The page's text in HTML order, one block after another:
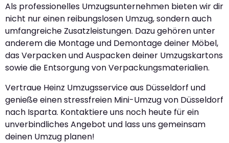
Als professionelles Umzugsunternehmen bieten wir dir
nicht nur einen reibungslosen Umzug, sondern auch
umfangreiche Zusatzleistungen. Dazu gehören unter
anderem die Montage und Demontage deiner Möbel,
das Verpacken und Auspacken deiner Umzugskartons
sowie die Entsorgung von Verpackungsmaterialien.
Vertraue Heinz Umzugsservice aus Düsseldorf und
genieße einen stressfreien Mini-Umzug von Düsseldorf
nach Isparta. Kontaktiere uns noch heute für ein
unverbindliches Angebot und lass uns gemeinsam
deinen Umzug planen!